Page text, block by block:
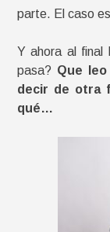
parte. El caso
Y ahora al final
pasa? Que
decir de otra
qué…